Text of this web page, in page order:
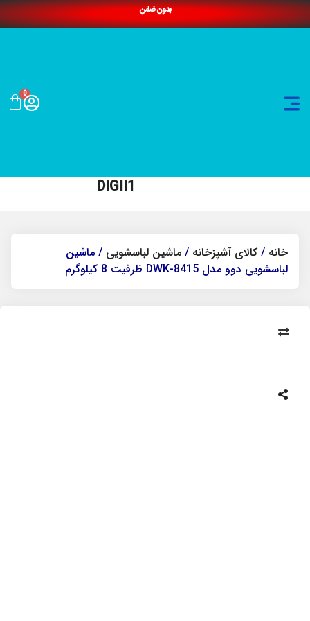
بدون ضامن
0
DIGII1
خانه / کالای آشپزخانه / ماشین لباسشویی / ماشین
لباسشویی دوو مدل DWK-8415 ظرفیت 8 کیلوگرم